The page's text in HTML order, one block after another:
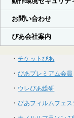
・チケットぴあ
・ぴあプレミアム会員
・ ウレぴあ総研
・ぴあフィルムフェス